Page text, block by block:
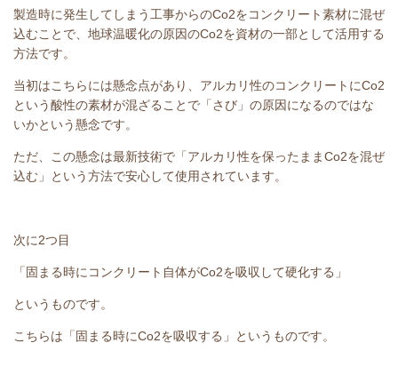
製造時に発生してしまう工事からのCo2をコンクリート素材に混ぜ
込むことで、地球温暖化の原因のCo2を資材の一部として活用する
方法です。
当初はこちらには懸念点があり、アルカリ性のコンクリートにCo2
という酸性の素材が混ざることで「さび」の原因になるのではな
いかという懸念です。
ただ、この懸念は最新技術で「アルカリ性を保ったままCo2を混ぜ
込む」という方法で安心して使用されています。
次に2つ目
「固まる時にコンクリート自体がCo2を吸収して硬化する」
というものです。
こちらは「固まる時にCo2を吸収する」というものです。